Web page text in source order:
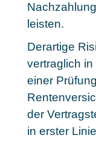
leisten.
Derartige
vertraglich
einer
der
in erster